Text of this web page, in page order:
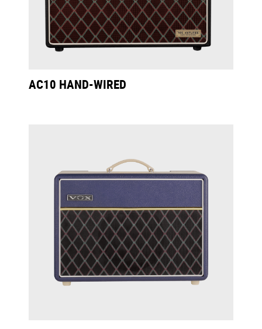
AC10 HAND-WIRED